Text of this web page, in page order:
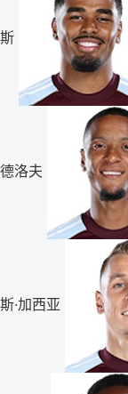
斯
德洛夫
斯·加西亚